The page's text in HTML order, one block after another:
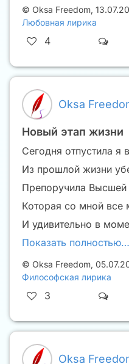
© Oksa Freedom,
Любовная лирика
4
Oksa
Новый этап жизни
Сегодня отпустила я
Из прошлой жизни
Препоручила
Которая со мной все
И удивительно в
Показать полностью…
© Oksa Freedom,
Философская лирика
3
Oksa